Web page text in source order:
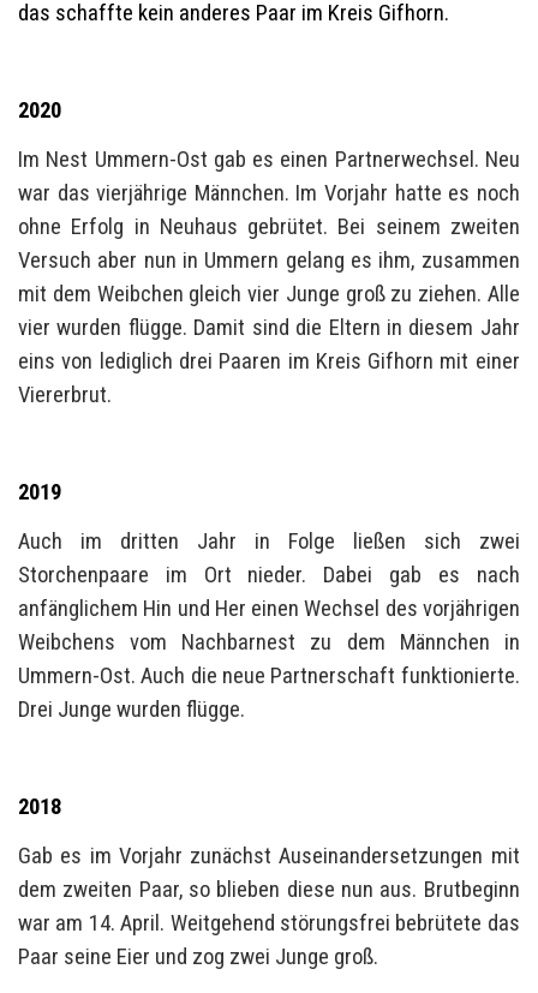
das schaffte kein anderes Paar im Kreis Gifhorn.
2020
Im Nest Ummern-Ost gab es einen Partnerwechsel. Neu
war das vierjährige Männchen. Im Vorjahr hatte es noch
ohne Erfolg in Neuhaus gebrütet. Bei seinem zweiten
Versuch aber nun in Ummern gelang es ihm, zusammen
mit dem Weibchen gleich vier Junge groß zu ziehen. Alle
vier wurden flügge. Damit sind die Eltern in diesem Jahr
eins von lediglich drei Paaren im Kreis Gifhorn mit einer
Viererbrut.
2019
Auch im dritten Jahr in Folge ließen sich zwei
Storchenpaare im Ort nieder. Dabei gab es nach
anfänglichem Hin und Her einen Wechsel des vorjährigen
Weibchens vom Nachbarnest zu dem Männchen in
Ummern-Ost. Auch die neue Partnerschaft funktionierte.
Drei Junge wurden flügge.
2018
Gab es im Vorjahr zunächst Auseinandersetzungen mit
dem zweiten Paar, so blieben diese nun aus. Brutbeginn
war am 14. April. Weitgehend störungsfrei bebrütete das
Paar seine Eier und zog zwei Junge groß.